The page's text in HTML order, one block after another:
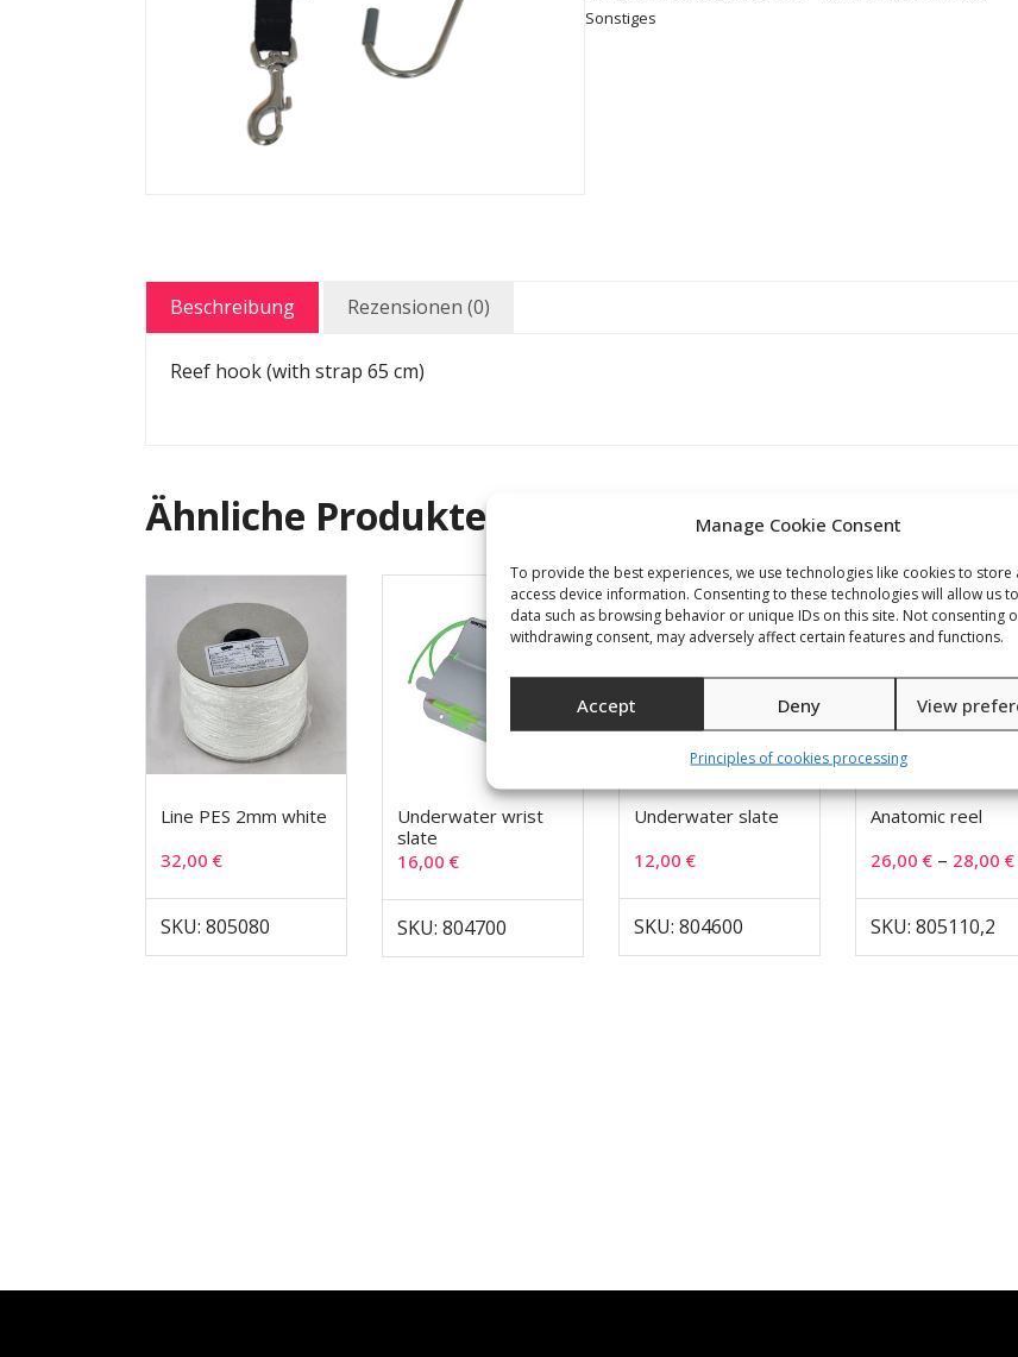
Manage Cookie Consent
To provide the best experiences, we use technologies like cookies to
access device information. Consenting to these technologies will allow us
data such as browsing behavior or unique IDs on this site. Not consenting
withdrawing consent, may adversely affect certain features and functions.
Accept Deny View
Principles of cookies processing
Sonstiges
Beschreibung Rezensionen (0)
Reef hook (with strap 65 cm)
Ähnliche Produkte
Line PES 2mm white
32,00 €
SKU: 805080
Underwater wrist
slate
16,00€
SKU: 804700
Underwater slate
12,00€
SKU: 804600
Anatomic reel
26,00€ – 28,00€
SKU: 805110,2